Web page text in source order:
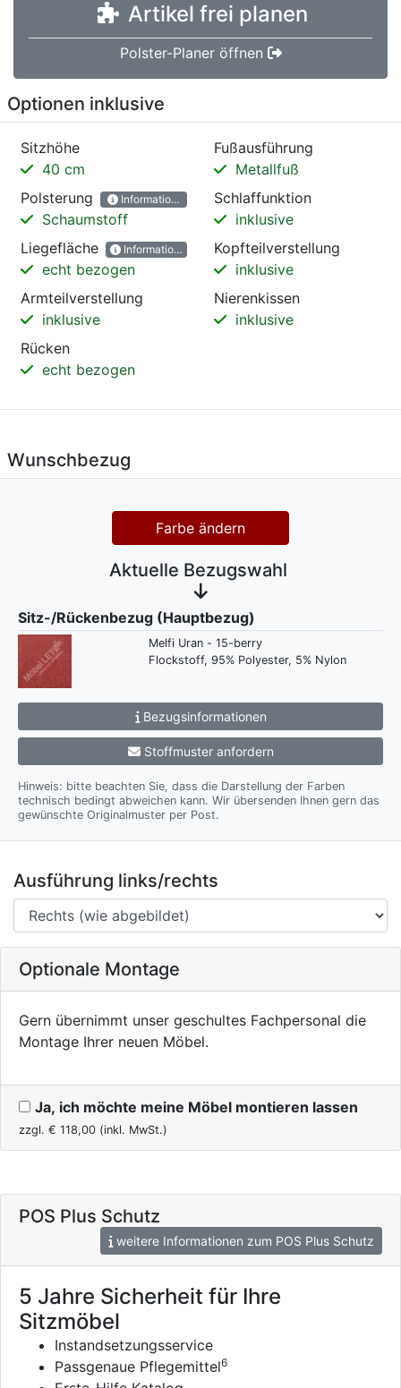
Artikel frei planen
Polster-Planer öffnen
Optionen inklusive
Sitzhöhe
40 cm
Fußausführung
Metallfuß
Polsterung
Informationen
Schaumstoff
Schlaffunktion
inklusive
Liegefläche
Informationen
echt bezogen
Kopfteilverstellung
inklusive
Armteilverstellung
inklusive
Nierenkissen
inklusive
Rücken
echt bezogen
Wunschbezug
Farbe ändern
Aktuelle Bezugswahl
Sitz-/Rückenbezug (Hauptbezug)
Melfi Uran - 15-berry
Flockstoff, 95% Polyester, 5% Nylon
Bezugsinformationen
Stoffmuster anfordern
Hinweis: bitte beachten Sie, dass die Darstellung der Farben
technisch bedingt abweichen kann. Wir übersenden Ihnen gern das
gewünschte Originalmuster per Post.
Ausführung links/rechts
Optionale Montage
Gern übernimmt unser geschultes Fachpersonal die
Montage Ihrer neuen Möbel.
Ja, ich möchte meine Möbel montieren lassen
zzgl. € 118,00 (inkl. MwSt.)
POS Plus Schutz
weitere Informationen zum POS Plus Schutz
5 Jahre Sicherheit für Ihre
Sitzmöbel
Instandsetzungsservice
Passgenaue Pflegemittel6